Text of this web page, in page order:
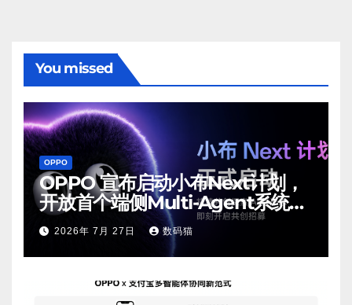
You missed
OPPO
OPPO 宣布启动小布Next计划，
开放首个端侧Multi-Agent系统内
测2026年 7月 27日 数码猫